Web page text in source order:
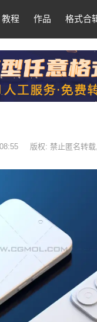
教程 作品 格式合
版权: 禁止匿名转